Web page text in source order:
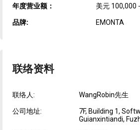
年度营业额： 美元 100,000
品牌: EMONTA
联络资料
联络人: WangRobin先生
公司地址:
7F, Building 1,
Guianxintiandi,